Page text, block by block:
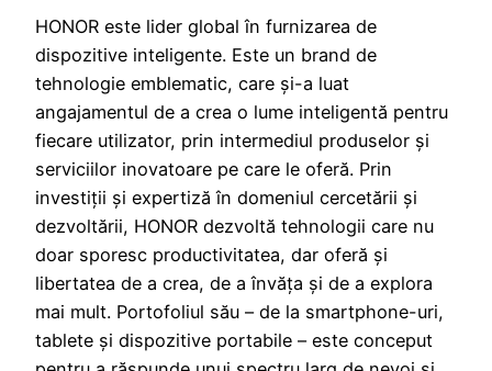
HONOR este lider global în furnizarea de
dispozitive inteligente. Este un brand de
tehnologie emblematic, care și-a luat
angajamentul de a crea o lume inteligentă pentru
fiecare utilizator, prin intermediul produselor și
serviciilor inovatoare pe care le oferă. Prin
investiții și expertiză în domeniul cercetării și
dezvoltării, HONOR dezvoltă tehnologii care nu
doar sporesc productivitatea, dar oferă și
libertatea de a crea, de a învăța și de a explora
mai mult. Portofoliul său – de la smartphone-uri,
tablete și dispozitive portabile – este conceput